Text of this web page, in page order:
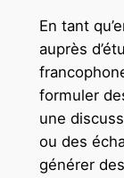
En tant
auprès
formuler
une
ou des
générer